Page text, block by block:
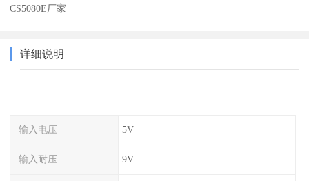
CS5080E厂家
详细说明
输入电压 5V
输入耐压 9V